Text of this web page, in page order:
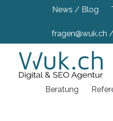
News / Blog
fragen@wuk.ch /
Beratung